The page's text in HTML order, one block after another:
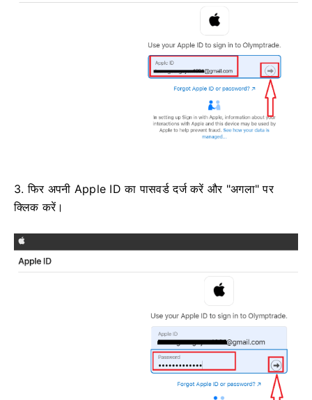
3. फिर अपनी Apple ID का पासवर्ड दर्ज करें और "अगला" पर
क्लिक करें।